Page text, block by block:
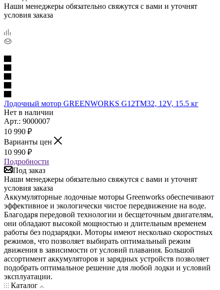
Наши менеджеры обязательно свяжутся с вами и уточнят
условия заказа
Лодочный мотор GREENWORKS G12TM32, 12V, 15.5 кг
Нет в наличии
Арт.: 9000007
10 990 ₽
Варианты цен
10 990 ₽
Подробности
Под заказ
Наши менеджеры обязательно свяжутся с вами и уточнят
условия заказа
Аккумуляторные лодочные моторы Greenworks обеспечивают
эффективное и экологически чистое передвижение на воде.
Благодаря передовой технологии и бесщеточным двигателям,
они обладают высокой мощностью и длительным временем
работы без подзарядки. Моторы имеют несколько скоростных
режимов, что позволяет выбирать оптимальный режим
движения в зависимости от условий плавания. Большой
ассортимент аккумуляторов и зарядных устройств позволяет
подобрать оптимальное решение для любой лодки и условий
эксплуатации.
Каталог